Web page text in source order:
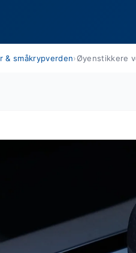
& småkrypverden›Øyenstikkere